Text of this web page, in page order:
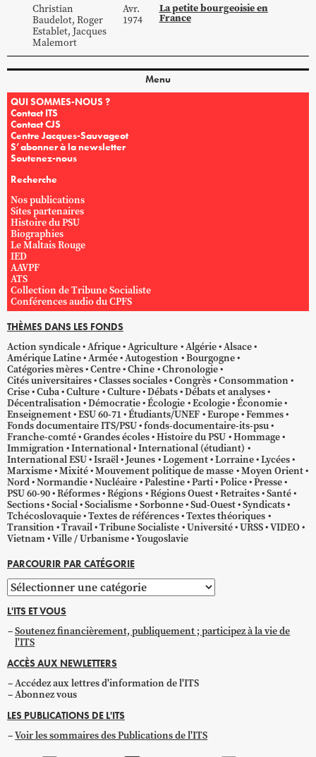
Christian
Baudelot, Roger
Establet, Jacques
Malemort
Avr.
1974
La petite bourgeoisie en
France
Menu
QUI SOMMES-NOUS ?
Contact ITS
Contact CJS
Centre Jacques-Sauvageot
S’abonner à la newsletter
Soutenez-nous
Recherche
Nos publications
Sites partenaires
Histoire du PSU
Biographies
Le Maltais Rouge
IED
AAVPF
ATS
Collection de Tribune Socialiste
Conférences audio du CPFS
THÈMES DANS LES FONDS
Action syndicale Afrique Agriculture Algérie Alsace
Amérique Latine Armée Autogestion
Bourgogne
Catégories mères Centre Chine Chronologie
Cités universitaires Classes sociales Congrès Consommation
Crise Cuba Culture Culture Débats Débats et analyses
Décentralisation Démocratie Écologie Ecologie Économie
Enseignement ESU 60-71 Étudiants/UNEF Europe Femmes
Fonds documentaire ITS/PSU fonds-documentaire-its-psu
Franche-comté Grandes écoles Histoire du PSU Hommage
Immigration International International (étudiant)
International ESU Israël Jeunes Logement Lorraine Lycées
Marxisme Mixité Mouvement politique de masse Moyen Orient
Nord Normandie Nucléaire Palestine Parti Police Presse
PSU 60-90 Réformes Régions Régions Ouest Retraites Santé
Sections Social Socialisme Sorbonne Sud-Ouest Syndicats
Tchécoslovaquie Textes de références Textes théoriques
Transition Travail Tribune Socialiste Université URSS VIDEO
Vietnam Ville / Urbanisme Yougoslavie
PARCOURIR PAR CATÉGORIE
Parcourir
par
catégorie
L'ITS ET VOUS
Soutenez financièrement, publiquement ; participez à la vie de
l'ITS
ACCÈS AUX NEWLETTERS
Accédez aux lettres d'information de l'ITS
Abonnez vous
LES PUBLICATIONS DE L'ITS
Voir les sommaires des Publications de l'ITS